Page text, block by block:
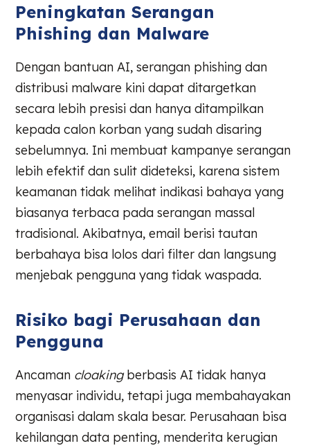
Peningkatan Serangan
Phishing dan Malware
Dengan bantuan AI, serangan phishing dan
distribusi malware kini dapat ditargetkan
secara lebih presisi dan hanya ditampilkan
kepada calon korban yang sudah disaring
sebelumnya. Ini membuat kampanye serangan
lebih efektif dan sulit dideteksi, karena sistem
keamanan tidak melihat indikasi bahaya yang
biasanya terbaca pada serangan massal
tradisional. Akibatnya, email berisi tautan
berbahaya bisa lolos dari filter dan langsung
menjebak pengguna yang tidak waspada.
Risiko bagi Perusahaan dan
Pengguna
Ancaman cloakingberbasis AI tidak hanya
menyasar individu, tetapi juga membahayakan
organisasi dalam skala besar. Perusahaan bisa
kehilangan data penting, menderita kerugian